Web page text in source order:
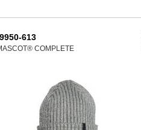
613
COMPLETE